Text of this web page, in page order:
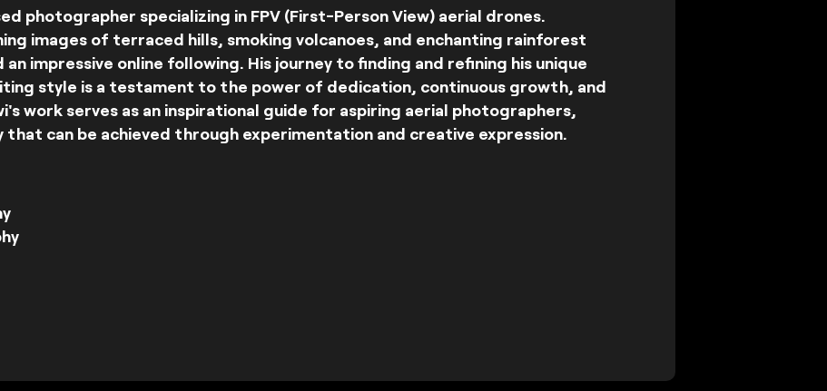
photographer specializing in FPV (First-Person View) aerial drones.
images of terraced hills, smoking volcanoes, and enchanting rainforest
an impressive online following. His journey to finding and refining his unique
style is a testament to the power of dedication, continuous growth, and
work serves as an inspirational guide for aspiring aerial photographers,
that can be achieved through experimentation and creative expression.